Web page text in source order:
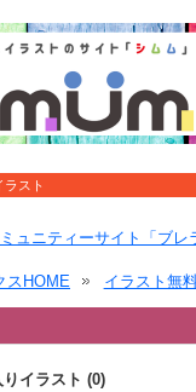
ラスト
ュニティーサイト「ブレ
スHOME イラスト無
りイラスト (0)